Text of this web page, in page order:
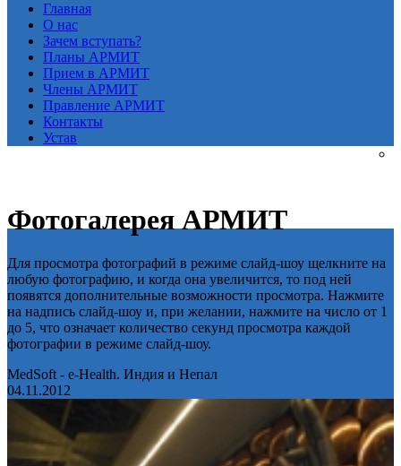
Главная
О нас
Зачем вступать?
Планы АРМИТ
Прием в АРМИТ
Члены АРМИТ
Правление АРМИТ
Контакты
Устав
Фотогалерея АРМИТ
Для просмотра фотографий в режиме слайд-шоу щелкните на
любую фотографию, и когда она увеличится, то под ней
появятся дополнительные возможности просмотра. Нажмите
на надпись слайд-шоу и, при желании, нажмите на число от 1
до 5, что означает количество секунд просмотра каждой
фотографии в режиме слайд-шоу.
MedSoft - e-Health. Индия и Непал
04.11.2012